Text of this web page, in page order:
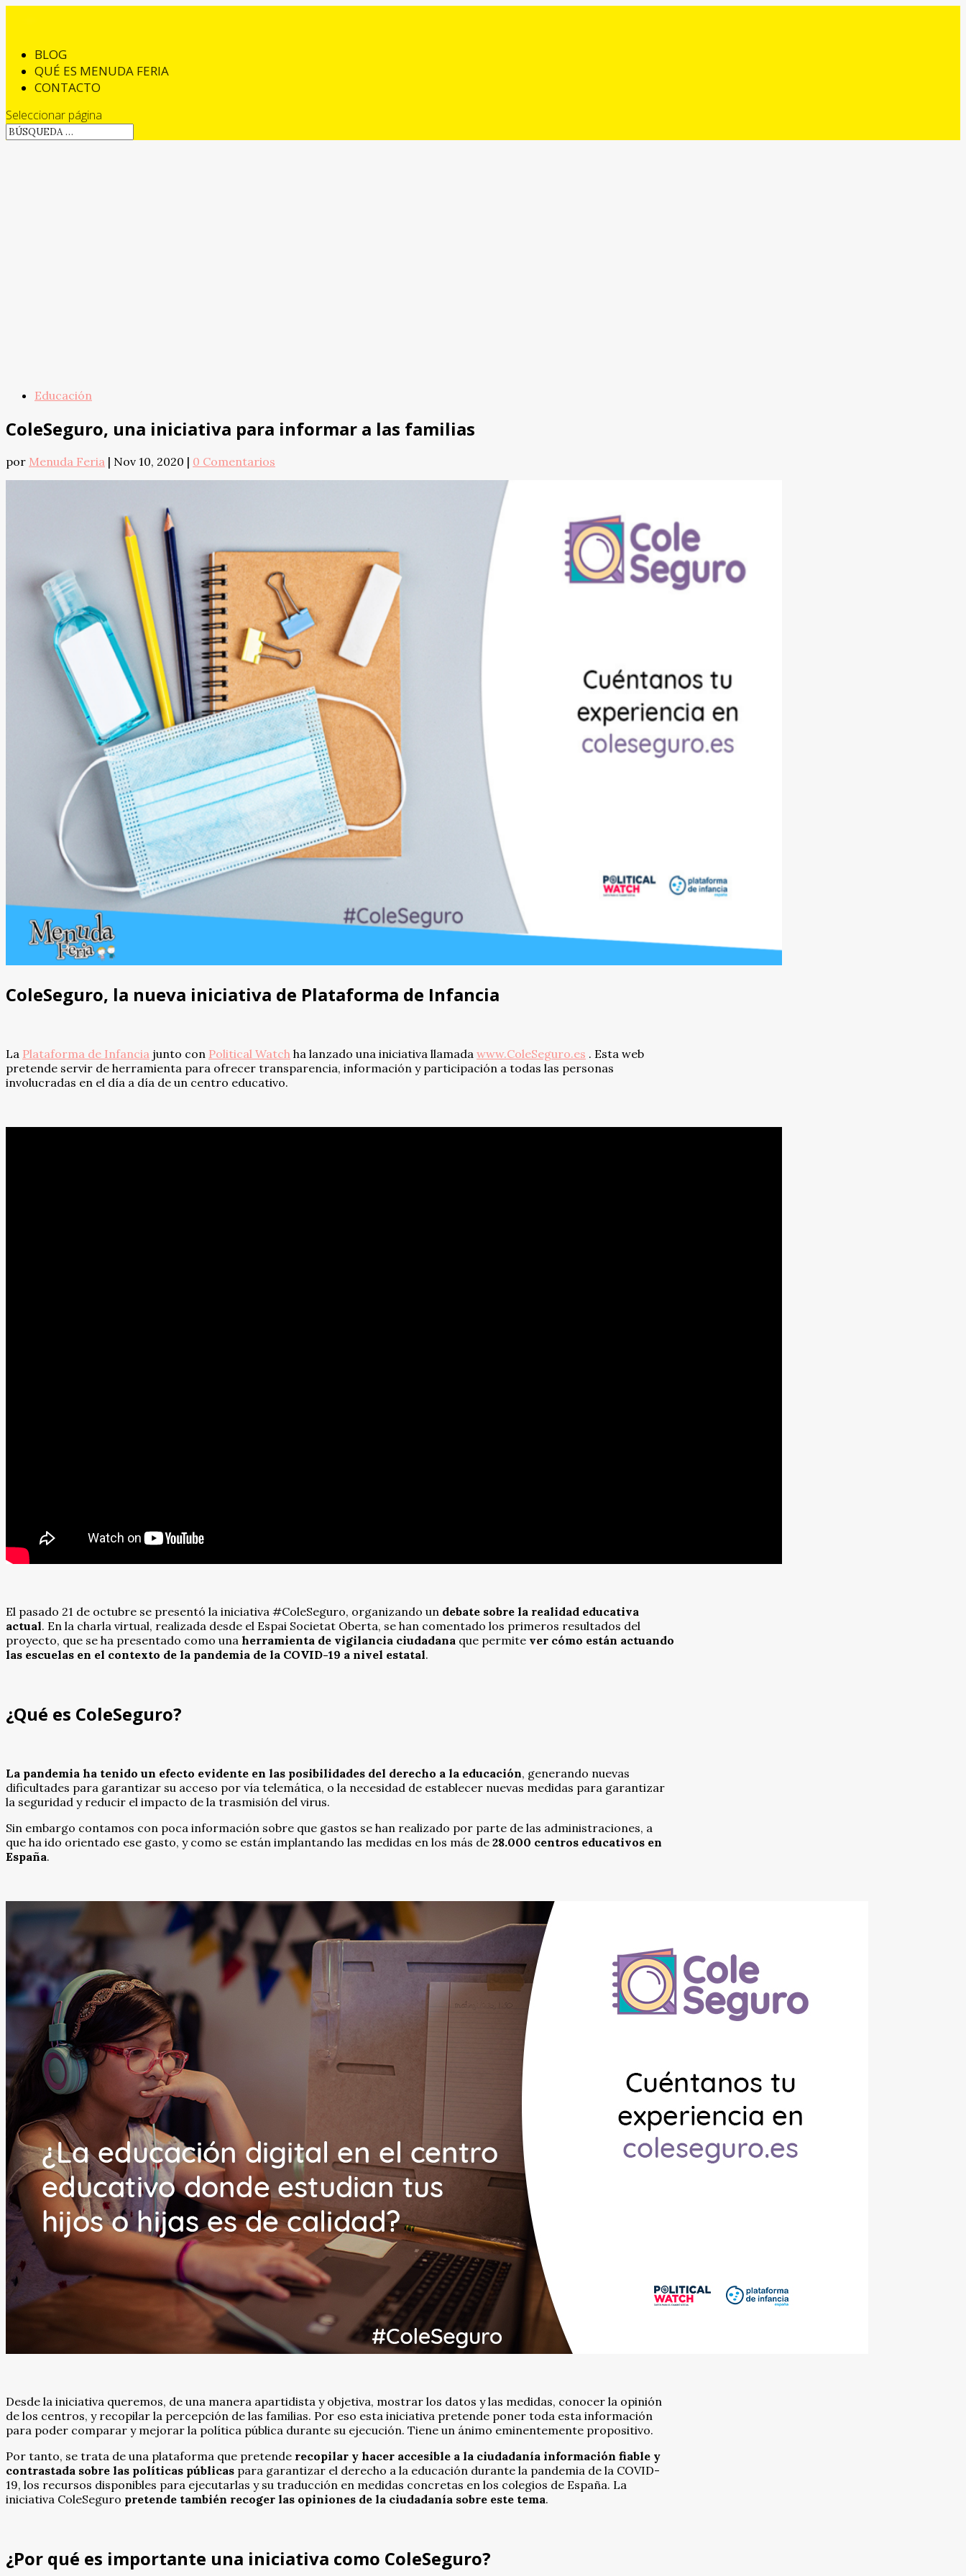
BLOG
QUÉ ES MENUDA FERIA
CONTACTO
Seleccionar página
Educación
ColeSeguro, una iniciativa para informar a las familias
por Menuda Feria | Nov 10, 2020 | 0 Comentarios
ColeSeguro, la nueva iniciativa de Plataforma de Infancia
La Plataforma de Infancia junto con Political Watch ha lanzado una iniciativa llamada www.ColeSeguro.es . Esta web
pretende servir de herramienta para ofrecer transparencia, información y participación a todas las personas
involucradas en el día a día de un centro educativo.
El pasado 21 de octubre se presentó la iniciativa #ColeSeguro, organizando un debate sobre la realidad educativa
actual. En la charla virtual, realizada desde el Espai Societat Oberta, se han comentado los primeros resultados del
proyecto, que se ha presentado como una herramienta de vigilancia ciudadana que permite ver cómo están actuando
las escuelas en el contexto de la pandemia de la COVID-19 a nivel estatal.
¿Qué es ColeSeguro?
La pandemia ha tenido un efecto evidente en las posibilidades del derecho a la educación, generando nuevas
dificultades para garantizar su acceso por vía telemática, o la necesidad de establecer nuevas medidas para garantizar
la seguridad y reducir el impacto de la trasmisión del virus.
Sin embargo contamos con poca información sobre que gastos se han realizado por parte de las administraciones, a
que ha ido orientado ese gasto, y como se están implantando las medidas en los más de 28.000 centros educativos en
España.
Desde la iniciativa queremos, de una manera apartidista y objetiva, mostrar los datos y las medidas, conocer la opinión
de los centros, y recopilar la percepción de las familias. Por eso esta iniciativa pretende poner toda esta información
para poder comparar y mejorar la política pública durante su ejecución. Tiene un ánimo eminentemente propositivo.
Por tanto, se trata de una plataforma que pretende recopilar y hacer accesible a la ciudadanía información fiable y
contrastada sobre las políticas públicas para garantizar el derecho a la educación durante la pandemia de la COVID-
19, los recursos disponibles para ejecutarlas y su traducción en medidas concretas en los colegios de España. La
iniciativa ColeSeguro pretende también recoger las opiniones de la ciudadanía sobre este tema.
¿Por qué es importante una iniciativa como ColeSeguro?